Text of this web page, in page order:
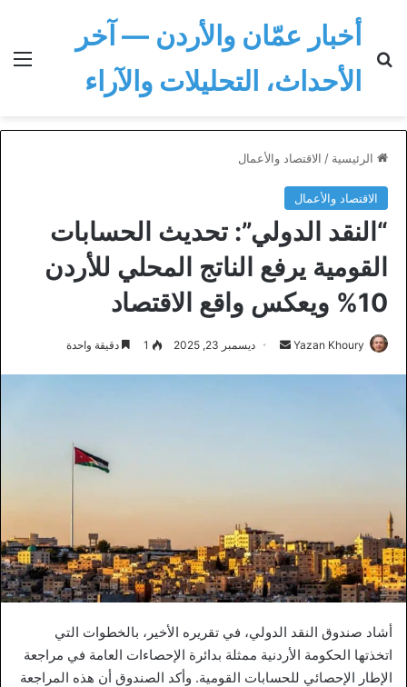
أخبار عمّان والأردن — آخر
الأحداث، التحليلات والآراء
الرئيسية / الاقتصاد والأعمال
الاقتصاد والأعمال
“النقد الدولي”: تحديث الحسابات
القومية يرفع الناتج المحلي للأردن
10% ويعكس واقع الاقتصاد
Yazan Khoury
أرسل ديسمبر 23, 2025 1 دقيقة واحدة
أشاد صندوق النقد الدولي، في تقريره الأخير، بالخطوات التي
اتخذتها الحكومة الأردنية ممثلة بدائرة الإحصاءات العامة في مراجعة
الإطار الإحصائي للحسابات القومية. وأكد الصندوق أن هذه المراجعة